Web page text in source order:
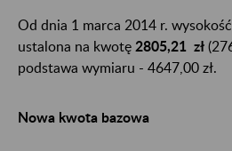
Od dnia 1 marca 2014 r.
ustalona na kwotę 2805,21 zł
podstawa wymiaru - 4647,00 zł.
Nowa kwota bazowa